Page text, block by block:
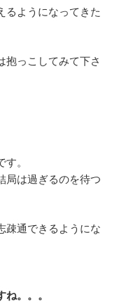
るようになってきた
抱っこしてみて下さ
。
局は過ぎるのを待つ
疎通できるようにな
。。。